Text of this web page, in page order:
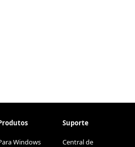
Windows
Suporte
Central de